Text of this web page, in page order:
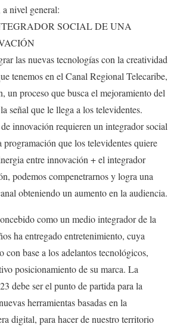
nivel general:
SOCIAL DE UNA
las nuevas tecnologías con la creatividad
tenemos en el Canal Regional Telecaribe,
un proceso que busca el mejoramiento del
señal que le llega a los televidentes.
innovación requieren un integrador social
que los televidentes quiere
entre innovación + el integrador
podemos compenetrarnos y logra una
obteniendo un aumento en la audiencia.
como un medio integrador de la
ha entregado entretenimiento, cuya
con base a los adelantos tecnológicos,
posicionamiento de su marca. La
debe ser el punto de partida para la
herramientas basadas en la
digital, para hacer de nuestro territorio